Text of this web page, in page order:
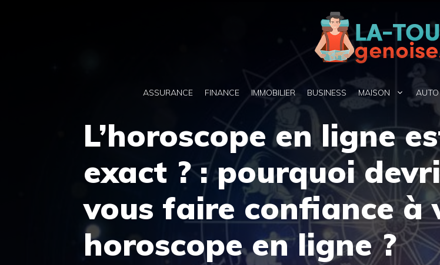
ASSURANCE FINANCE IMMOBILIER BUSINESS MAISON AUTO
L’horoscope en ligne
exact ? : pourquoi
vous faire confiance à
horoscope en ligne ?